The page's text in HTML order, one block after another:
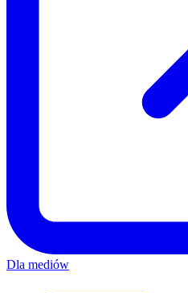
Dla mediów